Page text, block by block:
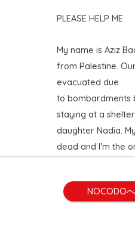
PLEASE HELP ME
My name is Aziz
from Palestine.
evacuated due
to bombardments
staying at a
daughter Nadia.
dead and I’m the
in Nablus, she is
NOCODO